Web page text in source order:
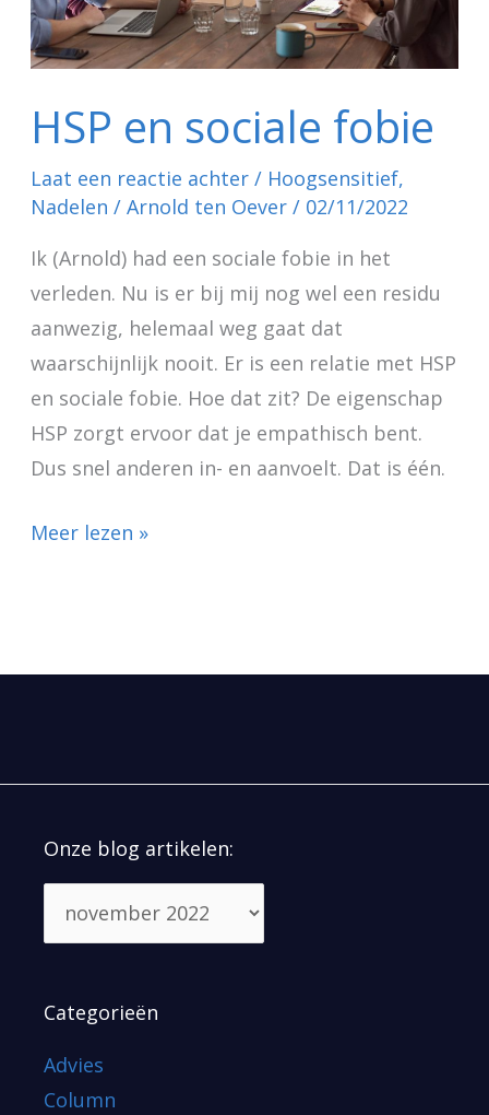
HSP en sociale fobie
Laat een reactie achter / Hoogsensitief,
Nadelen / Arnold ten Oever / 02/11/2022
Ik (Arnold) had een sociale fobie in het
verleden. Nu is er bij mij nog wel een residu
aanwezig, helemaal weg gaat dat
waarschijnlijk nooit. Er is een relatie met HSP
en sociale fobie. Hoe dat zit? De eigenschap
HSP zorgt ervoor dat je empathisch bent.
Dus snel anderen in- en aanvoelt. Dat is één.
Meer lezen »
Onze blog artikelen:
Categorieën
Advies
Column